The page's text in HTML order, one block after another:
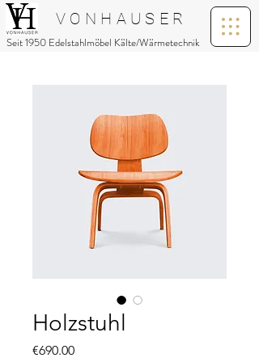
V O N H A U S E R
Seit 1950 Edelstahlmöbel Kälte/Wärmetechnik
Holzstuhl
€690.00Price